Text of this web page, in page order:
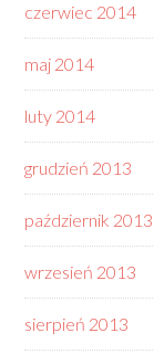
czerwiec 2014
maj 2014
luty 2014
grudzień 2013
październik 2013
wrzesień 2013
sierpień 2013